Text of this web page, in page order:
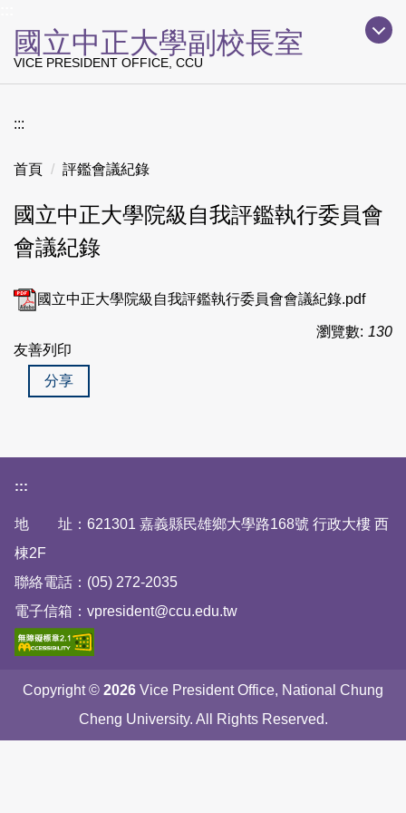
到
主
容
國立中正大學副校長室
VICE PRESIDENT OFFICE, CCU
:::
首頁 評鑑會議紀錄
國立中正大學院級自我評鑑執行委員會
會議紀錄
國立中正大學院級自我評鑑執行委員會會議紀錄.pdf
瀏覽數: 130
友善列印
分享
:::
地 址：621301 嘉義縣民雄鄉大學路168號 行政大樓 西
棟2F
聯絡電話：(05) 272-2035
電子信箱：vpresident@ccu.edu.tw
Copyright © 2026 Vice President Office, National Chung
Cheng University. All Rights Reserved.